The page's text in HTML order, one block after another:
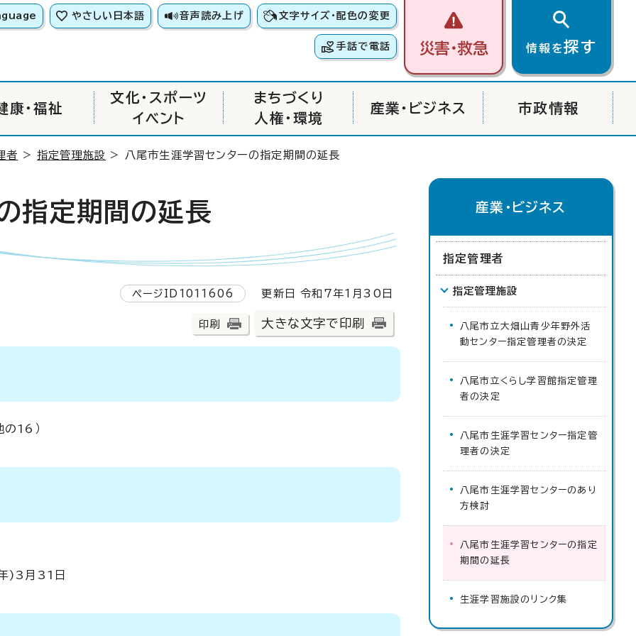
やさしい日本語 音声読み上げ 文字サイズ・配色の変更
手話で電話 災害・救急 情報を探す
康・福祉
文化・スポーツ
イベント
まちづくり
人権・環境
産業・ビジネス 市政情報
者 >指定管理施設 > 八尾市生涯学習センターの指定期間の延長
指定期間の延長
ページID1011606 更新日 令和7年1月30日
印刷 大きな文字で印刷
16）
)3月31日
産業・ビジネス
指定管理者
指定管理施設
八尾市立大畑山青少年野外活
動センター指定管理者の決定
八尾市立くらし学習館指定管理
者の決定
八尾市生涯学習センター指定管
理者の決定
八尾市生涯学習センターのあり
方検討
八尾市生涯学習センターの指定
期間の延長
生涯学習施設のリンク集